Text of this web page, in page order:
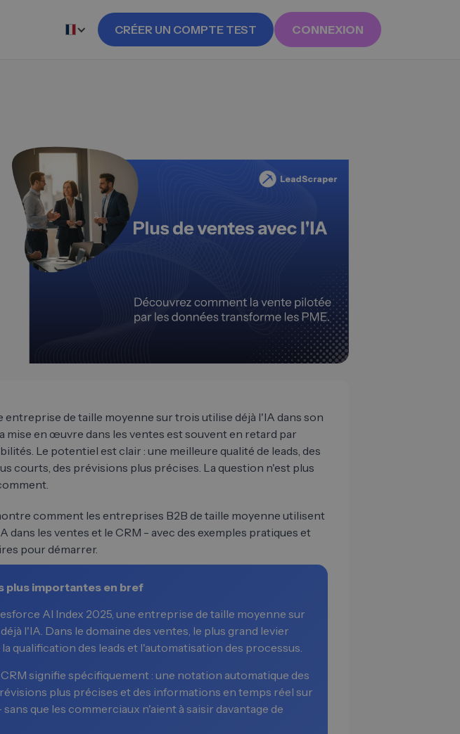
CRÉER UN COMPTE TEST CONNEXION
entreprise de taille moyenne sur trois utilise déjà l'IA dans son
mise en œuvre dans les ventes est souvent en retard par
Le potentiel est clair : une meilleure qualité de leads, des
courts, des prévisions plus précises. La question n'est plus
comment les entreprises B2B de taille moyenne utilisent
dans les ventes et le CRM - avec des exemples pratiques et
pour démarrer.
plus importantes en bref
AI Index 2025, une entreprise de taille moyenne sur
l'IA. Dans le domaine des ventes, le plus grand levier
qualification des leads et l'automatisation des processus.
CRM signifie spécifiquement : une notation automatique des
plus précises et des informations en temps réel sur
que les commerciaux n'aient à saisir davantage de